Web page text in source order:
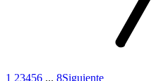
1 23456 ... 8Siguiente